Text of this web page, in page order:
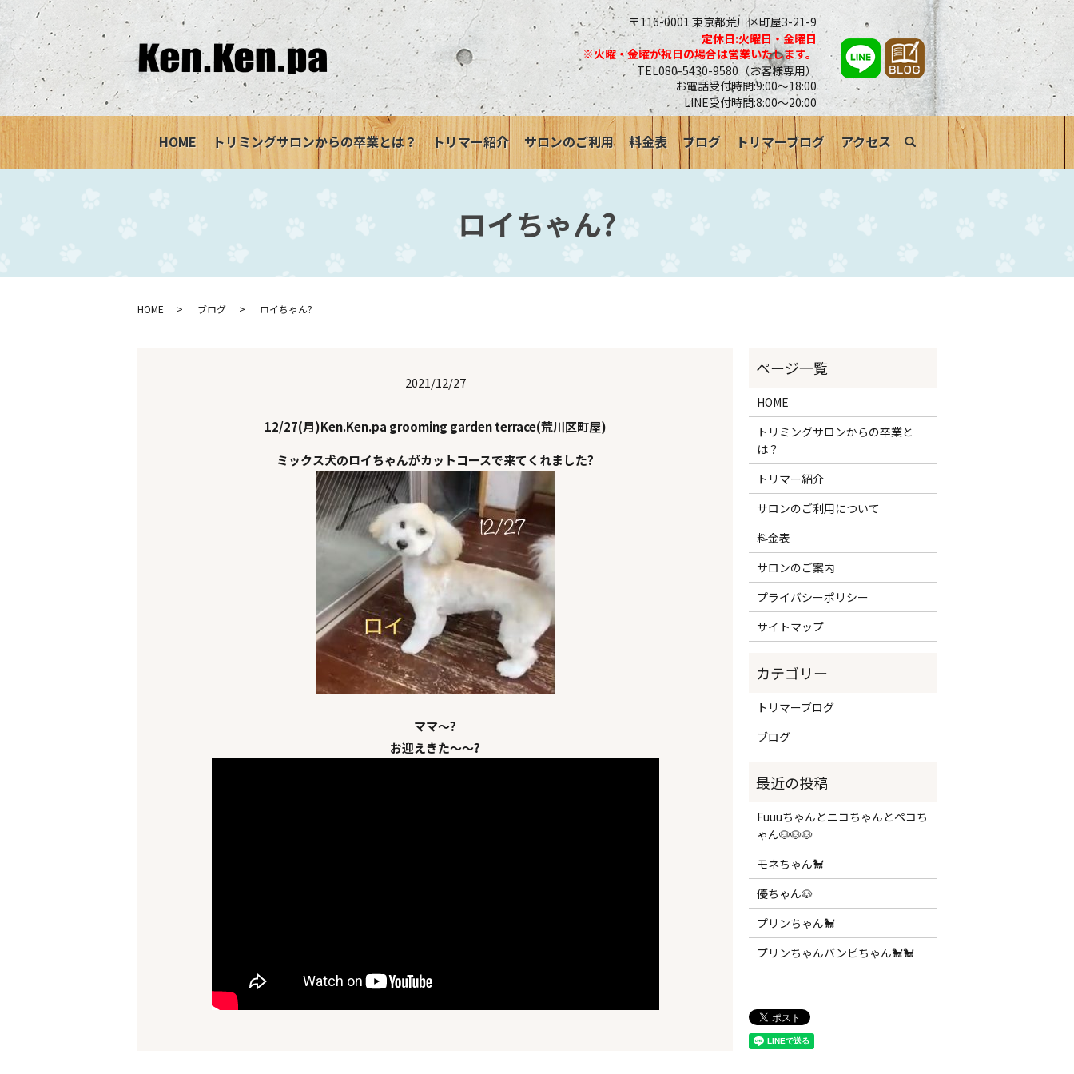
〒116-0001 東京都荒川区町屋3-21-9
定休日:火曜日・金曜日
※火曜・金曜が祝日の場合は営業いたします。
TEL080-5430-9580（お客様専用）
お電話受付時間:9:00～18:00
LINE受付時間:8:00～20:00
HOME トリミングサロンからの卒業とは？ トリマー紹介 サロンのご利用 料金表 ブログ トリマーブログ アクセス search
ロイちゃん?
HOME ブログ ロイちゃん?
2021/12/27
12/27(月)Ken.Ken.pa grooming garden terrace(荒川区町屋)
ミックス犬のロイちゃんがカットコースで来てくれました?
ママ～?
お迎えきた～～?
HOME
トリミングサロンからの卒業と
は？
トリマー紹介
サロンのご利用について
料金表
サロンのご案内
プライバシーポリシー
サイトマップ
トリマーブログ
ブログ
Fuuuちゃんとニコちゃんとペコち
ゃん🐶🐶🐶
モネちゃん🐩
優ちゃん🐶
プリンちゃん🐩
プリンちゃんバンビちゃん🐩🐩